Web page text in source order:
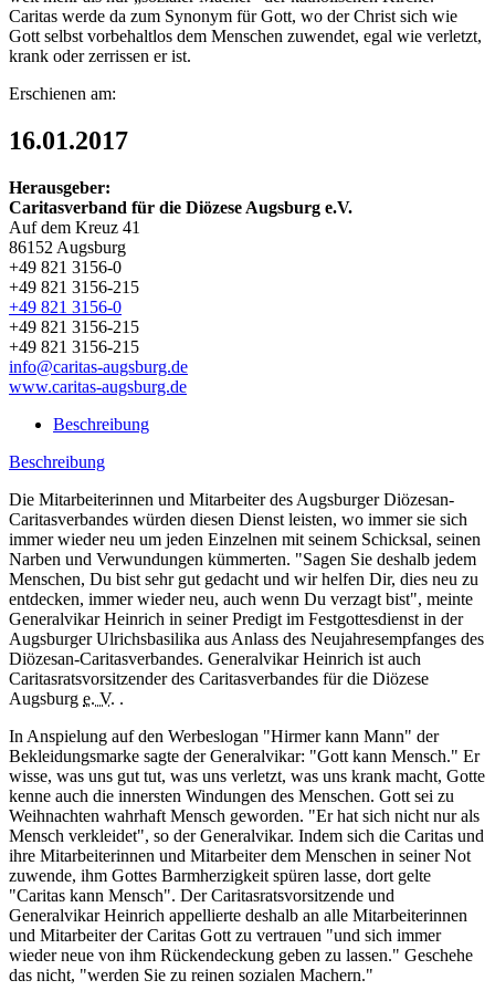
Caritas werde da zum Synonym für Gott, wo der Christ sich wie
Gott selbst vorbehaltlos dem Menschen zuwendet, egal wie verletzt,
krank oder zerrissen er ist.
Erschienen am:
16.01.2017
Herausgeber:
Caritasverband für die Diözese Augsburg e.V.
Auf dem Kreuz 41
86152 Augsburg
+49 821 3156-0
+49 821 3156-215
+49 821 3156-0
+49 821 3156-215
+49 821 3156-215
info@caritas-augsburg.de
www.caritas-augsburg.de
Beschreibung
Beschreibung
Die Mitarbeiterinnen und Mitarbeiter des Augsburger Diözesan-
Caritasverbandes würden diesen Dienst leisten, wo immer sie sich
immer wieder neu um jeden Einzelnen mit seinem Schicksal, seinen
Narben und Verwundungen kümmerten. "Sagen Sie deshalb jedem
Menschen, Du bist sehr gut gedacht und wir helfen Dir, dies neu zu
entdecken, immer wieder neu, auch wenn Du verzagt bist", meinte
Generalvikar Heinrich in seiner Predigt im Festgottesdienst in der
Augsburger Ulrichsbasilika aus Anlass des Neujahresempfanges des
Diözesan-Caritasverbandes. Generalvikar Heinrich ist auch
Caritasratsvorsitzender des Caritasverbandes für die Diözese
Augsburg e. V. .
In Anspielung auf den Werbeslogan "Hirmer kann Mann" der
Bekleidungsmarke sagte der Generalvikar: "Gott kann Mensch." Er
wisse, was uns gut tut, was uns verletzt, was uns krank macht, Gotte
kenne auch die innersten Windungen des Menschen. Gott sei zu
Weihnachten wahrhaft Mensch geworden. "Er hat sich nicht nur als
Mensch verkleidet", so der Generalvikar. Indem sich die Caritas und
ihre Mitarbeiterinnen und Mitarbeiter dem Menschen in seiner Not
zuwende, ihm Gottes Barmherzigkeit spüren lasse, dort gelte
"Caritas kann Mensch". Der Caritasratsvorsitzende und
Generalvikar Heinrich appellierte deshalb an alle Mitarbeiterinnen
und Mitarbeiter der Caritas Gott zu vertrauen "und sich immer
wieder neue von ihm Rückendeckung geben zu lassen." Geschehe
das nicht, "werden Sie zu reinen sozialen Machern."